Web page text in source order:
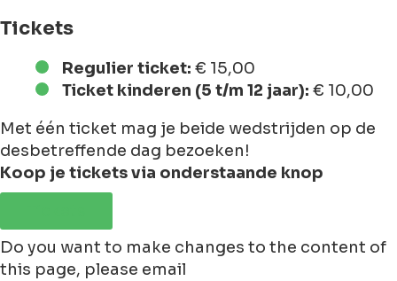
Tickets
Regulier ticket: € 15,00
Ticket kinderen (5 t/m 12 jaar): € 10,00
Met één ticket mag je beide wedstrijden op de
desbetreffende dag bezoeken!
Koop je tickets via onderstaande knop
Do you want to make changes to the content of
this page, please email